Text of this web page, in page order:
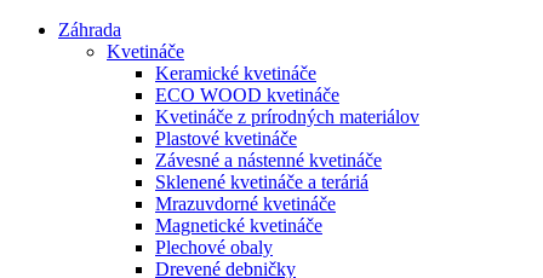
Záhrada
Kvetináče
Keramické kvetináče
ECO WOOD kvetináče
Kvetináče z prírodných materiálov
Plastové kvetináče
Závesné a nástenné kvetináče
Sklenené kvetináče a teráriá
Mrazuvdorné kvetináče
Magnetické kvetináče
Plechové obaly
Drevené debničky